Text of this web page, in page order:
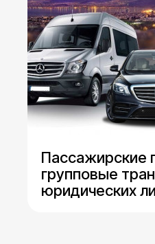
Пассажирские
групповые
юридических